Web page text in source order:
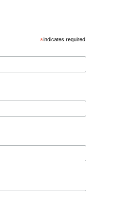
*indicates required